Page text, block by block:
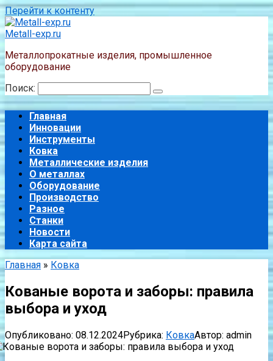
Перейти к контенту
Metall-exp.ru
Металлопрокатные изделия, промышленное
оборудование
Поиск:
Главная
Инновации
Инструменты
Ковка
Металлические изделия
О металлах
Оборудование
Производство
Разное
Станки
Новости
Карта сайта
Главная » Ковка
Кованые ворота и заборы: правила
выбора и уход
Опубликовано: 08.12.2024Рубрика: КовкаАвтор: admin